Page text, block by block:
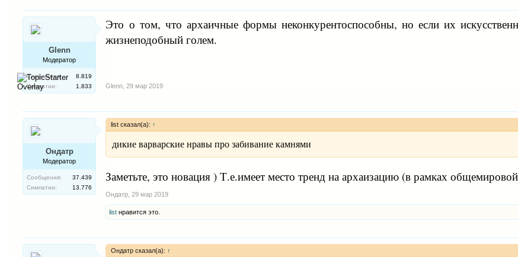
Glenn
Модератор
Сообщения:
8.819
Симпатии:
1.833
Это о том, что архаичные формы неконкурентоспособны, но если их
жизнеподобный голем.
Glenn 29 мар 2019
Ондатр
Модератор
Сообщения:
37.439
Симпатии:
13.776
list сказал(а): ↑
дикие варварские нравы про забивание камнями
Заметьте, это новация ) Т.е.имеет место тренд на архаизацию (в рамках
Ондатр 29 мар 2019
list нравится это.
Ондатр сказал(а): ↑